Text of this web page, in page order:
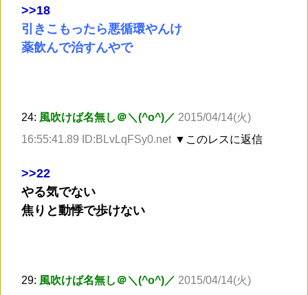
>>18
引きこもったら悪循環やんけ
薬飲んで治すんやで
24: 風吹けば名無し＠＼(^o^)／ 2015/04/14(火)
16:55:41.89 ID:BLvLqFSy0.net ▼このレスに返信
>>22
やる気でない
焦りと動悸で歩けない
29: 風吹けば名無し＠＼(^o^)／ 2015/04/14(火)